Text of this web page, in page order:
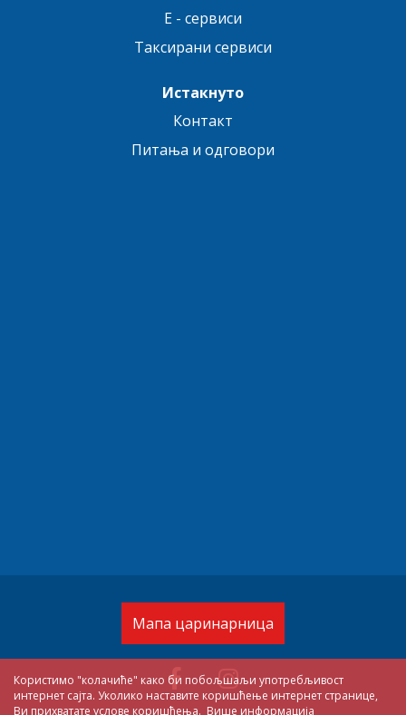
Користимо "колачиће" како би побољшаљи употребљивост
интернет сајта. Уколико наставите коришћење интернет странице,
Ви прихватате услове коришћења. Више информација
E - сервиси
Таксирани сервиси
Истакнуто
Контакт
Питања и одговори
Мапа царинарница